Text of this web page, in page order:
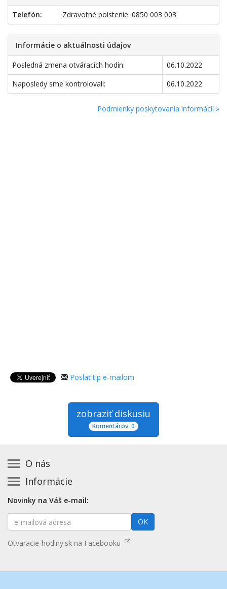
Telefón: Zdravotné poistenie: 0850 003 003
Informácie o aktuálnosti údajov
Posledná zmena otváracích hodín:
06.10.2022
Naposledy sme kontrolovali:
06.10.2022
Podmienky poskytovania informácií »
Poslať tip e-mailom
zobraziť diskusiu
Komentárov: 0
O nás
Kontakt na prevádzkovateľa
Zásady používania cookies
Prehlásenie o prístupnosti
Mapa stránok
Informácie
Základná registrácia otváracích hodín zadarmo
Platené služby
Nenašli ste otváracie hodiny? Pošlite nám tip
Aktualizácia otváracích hodín
Novinky na Váš e-mail:
E-
mailová
OK
Otvaracie-hodiny.sk na Facebooku